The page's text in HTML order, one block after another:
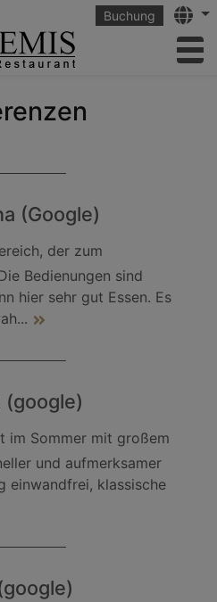
Buchung
(Google)
der zum
Bedienungen sind
hier sehr gut Essen. Es
...
(google)
im Sommer mit großem
und aufmerksamer
einwandfrei, klassische